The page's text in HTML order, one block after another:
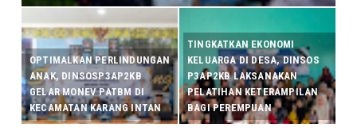
OPTIMALKAN PERLINDUNGAN
ANAK, DINSOSP3AP2KB
GELAR MONEV PATBM DI
KECAMATAN KARANG INTAN
TINGKATKAN EKONOMI
KELUARGA DI DESA, DINSOS
P3AP2KB LAKSANAKAN
PELATIHAN KETERAMPILAN
BAGI PEREMPUAN